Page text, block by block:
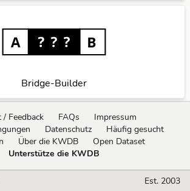
Bridge-Builder
/ Feedback FAQs
Impressum
Datenschutz
Häufig gesucht
Über die KWDB
Open Dataset
Unterstütze die KWDB
Est. 2003